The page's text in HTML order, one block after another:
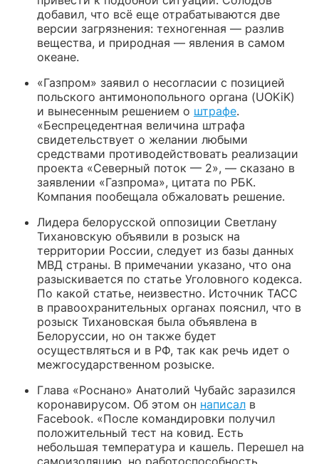
добавил, что всё еще отрабатываются две
версии загрязнения: техногенная — разлив
вещества, и природная — явления в самом
океане.
«Газпром» заявил о несогласии с позицией
польского антимонопольного органа (UOKiK)
и вынесенным решением о штрафе.
«Беспрецедентная величина штрафа
свидетельствует о желании любыми
средствами противодействовать реализации
проекта «Северный поток — 2», — сказано в
заявлении «Газпрома», цитата по РБК.
Компания пообещала обжаловать решение.
Лидера белорусской оппозиции Светлану
Тихановскую объявили в розыск на
территории России, следует из базы данных
МВД страны. В примечании указано, что она
разыскивается по статье Уголовного кодекса.
По какой статье, неизвестно. Источник ТАСС
в правоохранительных органах пояснил, что в
розыск Тихановская была объявлена в
Белоруссии, но он также будет
осуществляться и в РФ, так как речь идет о
межгосударственном розыске.
Глава «Роснано» Анатолий Чубайс заразился
коронавирусом. Об этом он написал в
Facebook. «После командировки получил
положительный тест на ковид. Есть
небольшая температура и кашель. Перешел на